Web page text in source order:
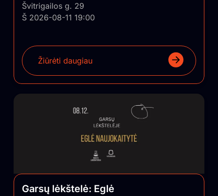
Švitrigailos g. 29
Š 2026-08-11 19:00
Žiūrėti daugiau
Garsų lėkštelė: Eglė